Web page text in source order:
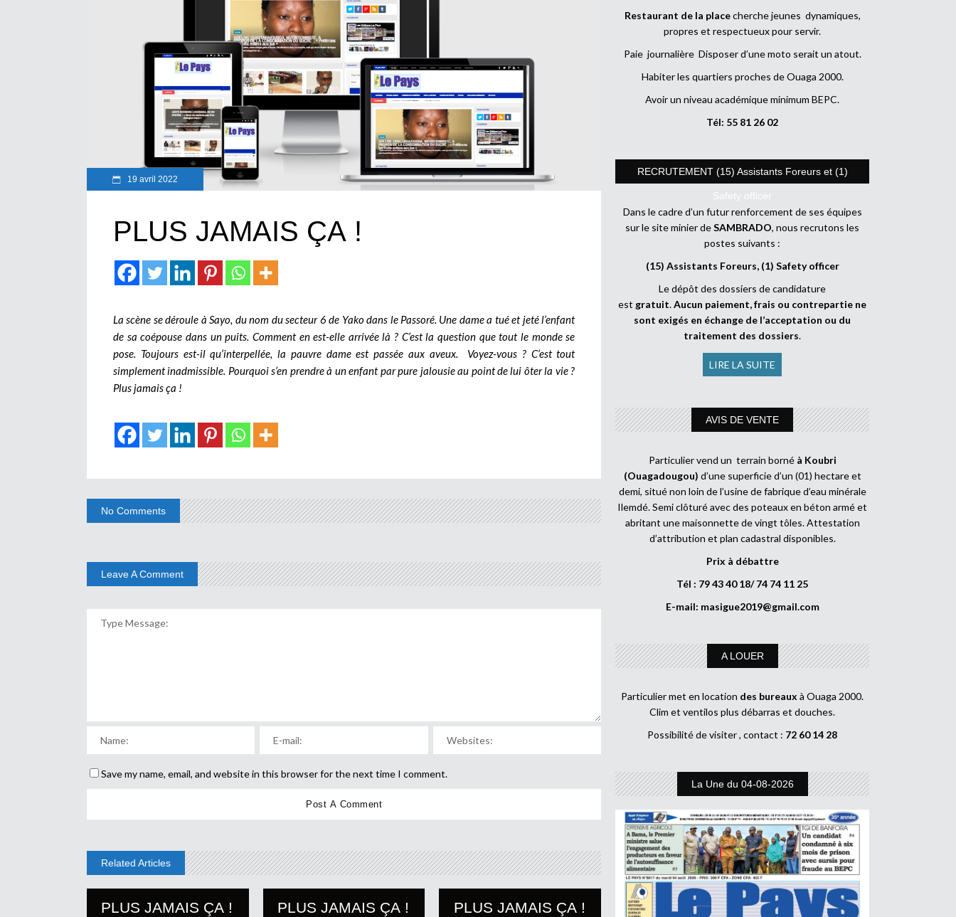
19 avril 2022
PLUS JAMAIS ÇA !
La scène se déroule à Sayo, du nom du secteur 6 de Yako dans le Passoré. Une dame a tué et jeté l’enfant
de sa coépouse dans un puits. Comment en est-elle arrivée là ? C’est la question que tout le monde se
pose. Toujours est-il qu’interpellée, la pauvre dame est passée aux aveux. Voyez-vous ? C’est tout
simplement inadmissible. Pourquoi s’en prendre à un enfant par pure jalousie au point de lui ôter la vie ?
Plus jamais ça !
No Comments
Leave A Comment
Save my name, email, and website in this browser for the next time I comment.
Related Articles
PLUS JAMAIS ÇA ! PLUS JAMAIS ÇA ! PLUS JAMAIS ÇA !
Restaurant de la placecherche jeunes dynamiques,
propres et respectueux pour servir.
Paie journalière Disposer d’une moto serait un atout.
Habiter les quartiers proches de Ouaga 2000.
Avoir un niveau académique minimum BEPC.
Tél: 55 81 26 02
RECRUTEMENT (15) Assistants Foreurs et (1)
Safety officer
Dans le cadre d’un futur renforcement de ses équipes
sur le site minier deSAMBRADO, nous recrutons les
postes suivants :
(15) Assistants Foreurs, (1) Safety officer
Le dépôt des dossiers de candidature
est gratuit.Aucun paiement, frais ou contrepartie ne
sont exigés en échange de l’acceptation ou du
traitement des dossiers.
LIRE LA SUITE
AVIS DE VENTE
Particulier vend un terrain borné à Koubri
(Ouagadougou) d’une superficie d’un (01) hectare et
demi, situé non loin de l’usine de fabrique d’eau minérale
Ilemdé. Semi clôturé avec des poteaux en béton armé et
abritant une maisonnette de vingt tôles. Attestation
d’attribution et plan cadastral disponibles.
Prix à débattre
Tél : 79 43 40 18/ 74 74 11 25
E-mail: masigue2019@gmail.com
A LOUER
Particulier met en location des bureaux à Ouaga 2000.
Clim et ventilos plus débarras et douches.
Possibilité de visiter , contact : 72 60 14 28
La Une du 04-08-2026